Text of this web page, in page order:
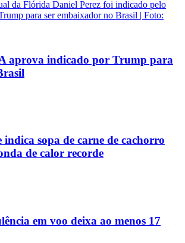
aprova indicado por Trump para
sopa de carne de cachorro
de calor recorde
em voo deixa ao menos 17